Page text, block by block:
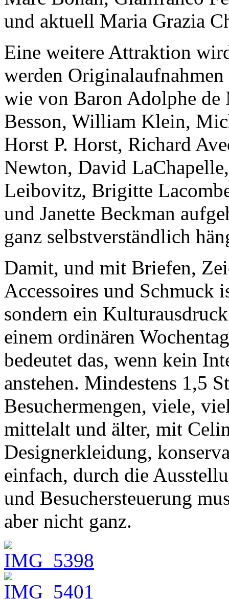
und aktuell Maria Grazia
Eine weitere Attraktion
werden
wie von Baron Adolphe
Besson, William Klein,
Horst P. Horst, Richard
Newton, David
Leibovitz, Brigitte
und Janette Beckman
ganz selbstverständlich
Damit, und mit Briefen,
Accessoires und Schmuck
sondern ein
einem ordinären
bedeutet das, wenn kein
anstehen. Mindestens 1,5
Besuchermengen, viele,
mittelalt und älter, mit
Designerkleidung,
einfach, durch die
und Besuchersteuerung
aber nicht ganz.